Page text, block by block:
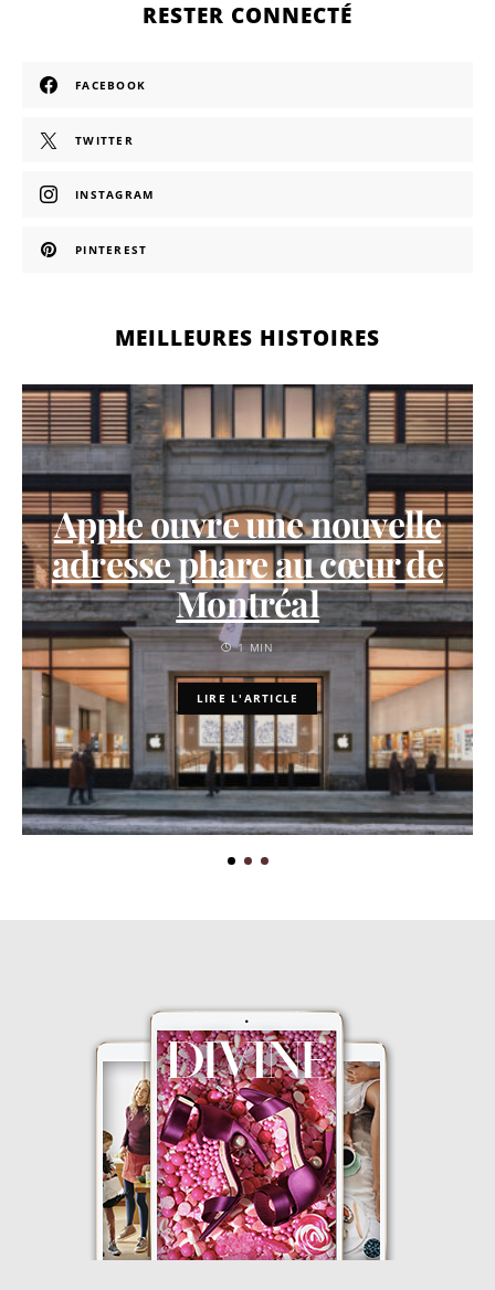
RESTER CONNECTÉ
FACEBOOK
TWITTER
INSTAGRAM
PINTEREST
MEILLEURES HISTOIRES
Apple ouvre une nouvelle
adresse phare au cœur de
Montréal
1 MIN
LIRE L'ARTICLE